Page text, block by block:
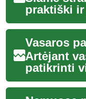
praktiški ir
vėsinimo
namams:
filtravi...
Artėjant
patikrinti
aušinimo